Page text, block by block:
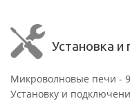
Установка
Микроволновые печи -
Установку и